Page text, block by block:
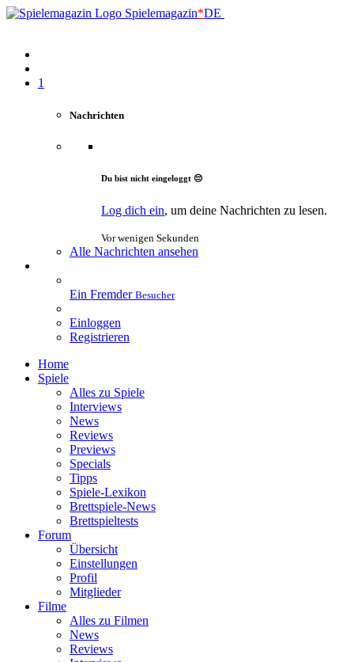
Spielemagazin*DE
1
Nachrichten
Du bist nicht eingeloggt 😔
Log dich ein, um deine Nachrichten zu lesen.
Vor wenigen Sekunden
Alle Nachrichten ansehen
Ein Fremder Besucher
Einloggen
Registrieren
Home
Spiele
Alles zu Spiele
Interviews
News
Reviews
Previews
Specials
Tipps
Spiele-Lexikon
Brettspiele-News
Brettspieltests
Forum
Übersicht
Einstellungen
Profil
Mitglieder
Filme
Alles zu Filmen
News
Reviews